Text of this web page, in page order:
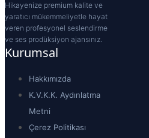
Hikayenize premium kalite ve
yaratıcı mükemmeliyetle hayat
veren profesyonel seslendirme
ve ses prodüksiyon ajansınız.
Kurumsal
Hakkımızda
K.V.K.K. Aydınlatma
Metni
Çerez Politikası